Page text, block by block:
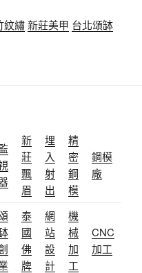
紋繡新莊美甲 台北頌缽
新
莊
飄
眉
埋
入
射
出
精
密
鋼
模
鋼模
廠
泰
國
佛
牌
網
站
設
計
機
械
加
工
CNC
加工